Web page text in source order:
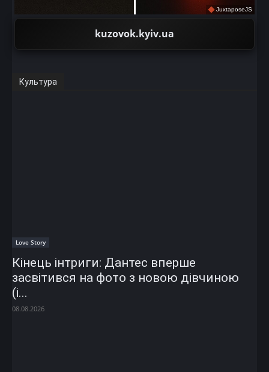
JuxtaposeJS
kuzovok.kyiv.ua
Культура
Love Story
Кінець інтриги: Дантес вперше
засвітився на фото з новою дівчиною
(і...
08.08.2026